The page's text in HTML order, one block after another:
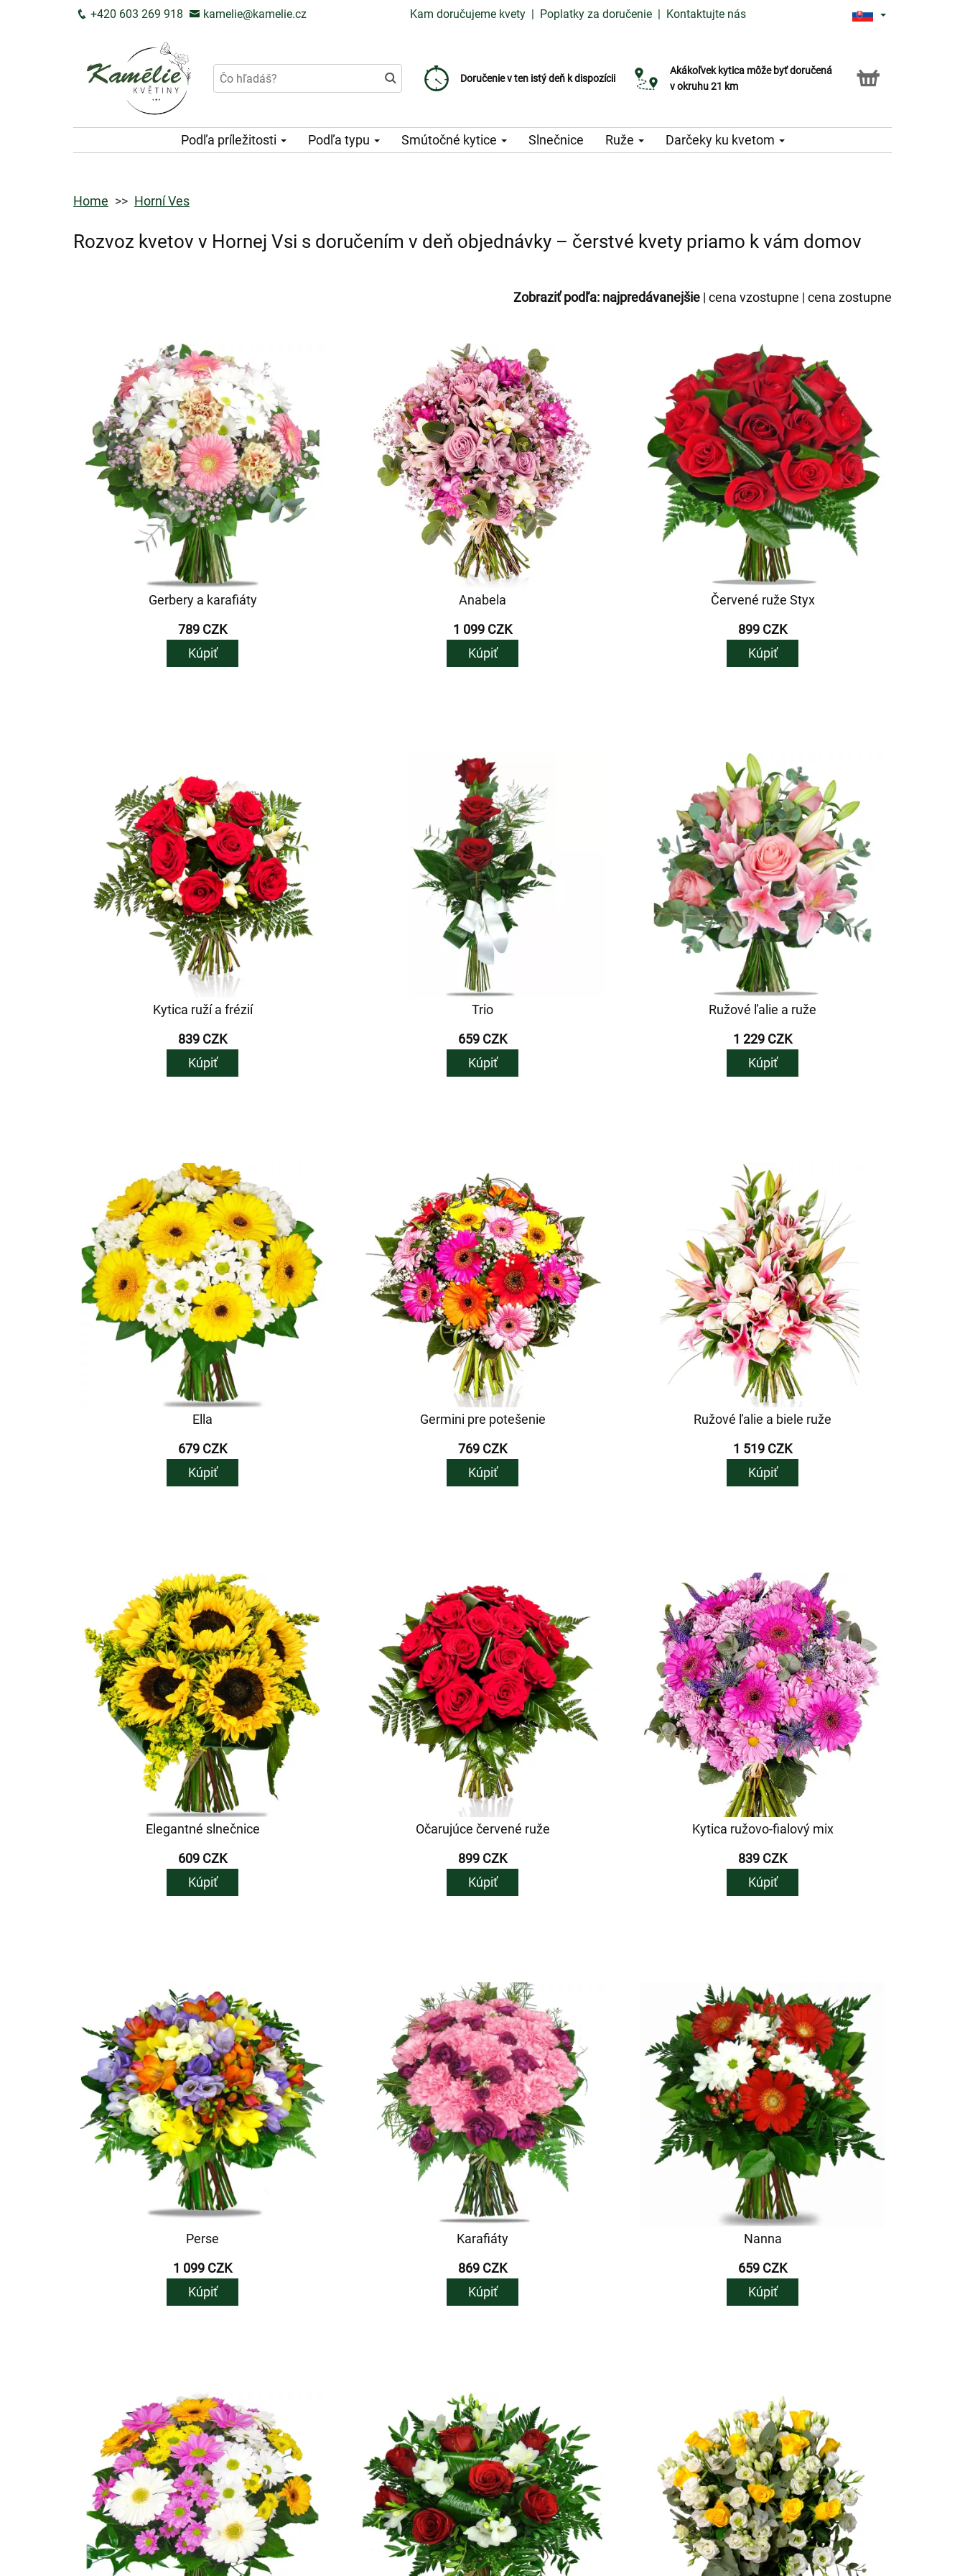
+420 603 269 918 kamelie@kamelie.cz Kam doručujeme kvety | Poplatky za doručenie | Kontaktujte nás
Doručenie v ten istý deň k dispozícii
Poplatok za doručenie od 99 CZK
Vyberte si dátum doručenia
Akákoľvek kytica môže byť doručená
v okruhu 21 km
Služba Click & Collect
Podľa príležitosti Podľa typu Smútočné kytice Slnečnice Ruže Darčeky ku kvetom
Home Horní Ves
Rozvoz kvetov v Hornej Vsi s doručením v deň objednávky – čerstvé kvety priamo k vám domov
Zobraziť podľa: najpredávanejšie | cena vzostupne | cena zostupne
Gerbery a karafiáty
789 CZK
Kúpiť
Anabela
1 099 CZK
Kúpiť
Červené ruže Styx
899 CZK
Kúpiť
Kytica ruží a frézií
839 CZK
Kúpiť
Trio
659 CZK
Kúpiť
Ružové ľalie a ruže
1 229 CZK
Kúpiť
Ella
679 CZK
Kúpiť
Germini pre potešenie
769 CZK
Kúpiť
Ružové ľalie a biele ruže
1 519 CZK
Kúpiť
Elegantné slnečnice
609 CZK
Kúpiť
Očarujúce červené ruže
899 CZK
Kúpiť
Kytica ružovo-fialový mix
839 CZK
Kúpiť
Perse
1 099 CZK
Kúpiť
Karafiáty
869 CZK
Kúpiť
Nanna
659 CZK
Kúpiť